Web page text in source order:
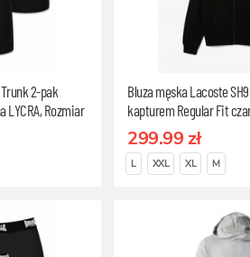
2-pak
LYCRA, Rozmiar
Bluza męska Lacoste
kapturem Regular Fit
299.99 zł
L XXL XL M